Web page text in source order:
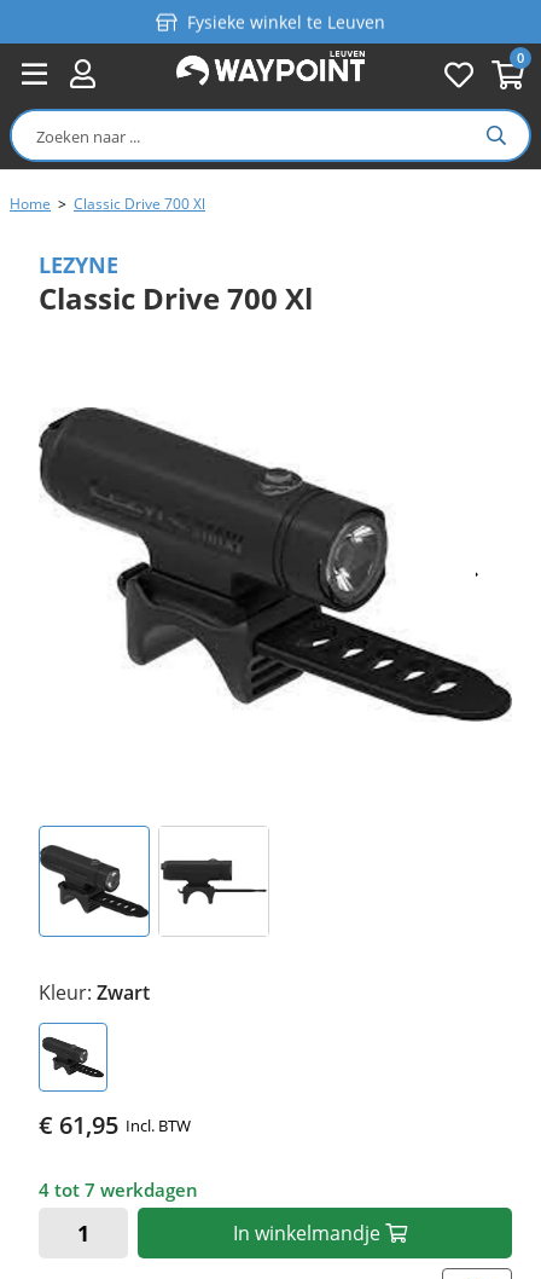
0
Fysieke winkel te Leuven
Persoonlijk advies
Gratis verzending in België vanaf €99
Home > Classic Drive 700 Xl
LEZYNE
Classic Drive 700 Xl
Kleur: Zwart
€ 61,95 Incl. BTW
4 tot 7 werkdagen
In winkelmandje